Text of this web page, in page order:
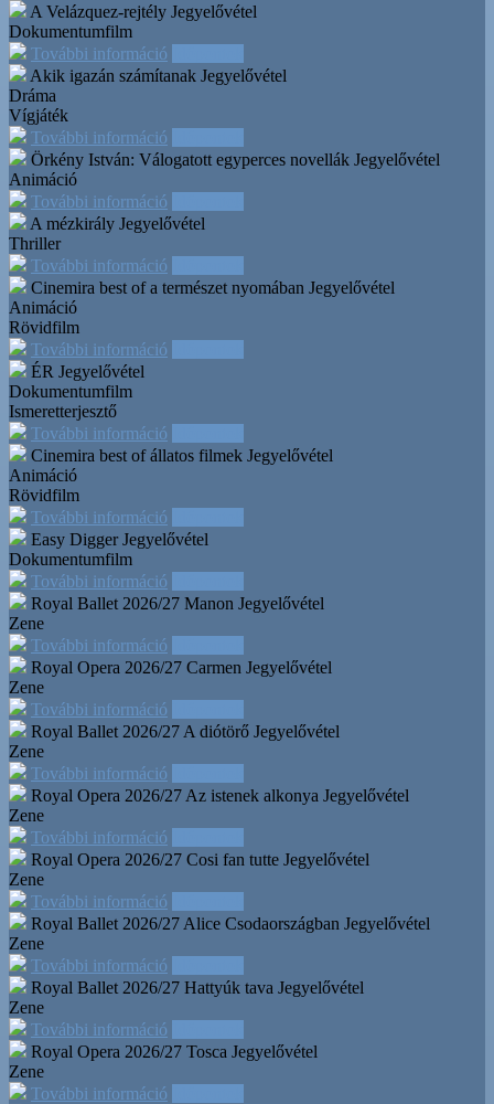
A Velázquez-rejtély Jegyelővétel
Dokumentumfilm
További információ
Akik igazán számítanak Jegyelővétel
Dráma
Vígjáték
További információ
Örkény István: Válogatott egyperces novellák Jegyelővétel
Animáció
További információ
A mézkirály Jegyelővétel
Thriller
További információ
Cinemira best of a természet nyomában Jegyelővétel
Animáció
Rövidfilm
További információ
ÉR Jegyelővétel
Dokumentumfilm
Ismeretterjesztő
További információ
Cinemira best of állatos filmek Jegyelővétel
Animáció
Rövidfilm
További információ
Easy Digger Jegyelővétel
Dokumentumfilm
További információ
Royal Ballet 2026/27 Manon Jegyelővétel
Zene
További információ
Royal Opera 2026/27 Carmen Jegyelővétel
Zene
További információ
Royal Ballet 2026/27 A diótörő Jegyelővétel
Zene
További információ
Royal Opera 2026/27 Az istenek alkonya Jegyelővétel
Zene
További információ
Royal Opera 2026/27 Cosi fan tutte Jegyelővétel
Zene
További információ
Royal Ballet 2026/27 Alice Csodaországban Jegyelővétel
Zene
További információ
Royal Ballet 2026/27 Hattyúk tava Jegyelővétel
Zene
További információ
Royal Opera 2026/27 Tosca Jegyelővétel
Zene
További információ